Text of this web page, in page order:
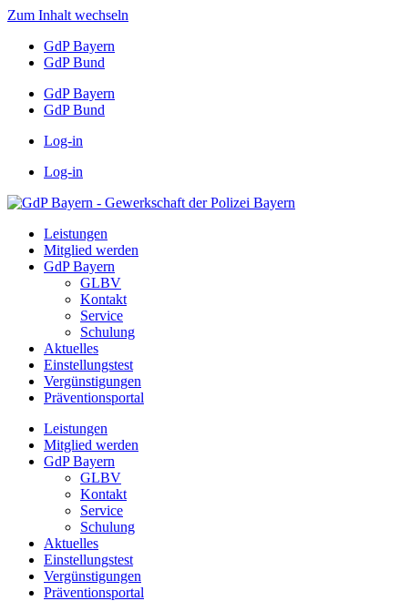
Zum Inhalt wechseln
GdP Bayern
GdP Bund
GdP Bayern
GdP Bund
Log-in
Log-in
Leistungen
Mitglied werden
GdP Bayern
GLBV
Kontakt
Service
Schulung
Aktuelles
Einstellungstest
Vergünstigungen
Präventionsportal
Leistungen
Mitglied werden
GdP Bayern
GLBV
Kontakt
Service
Schulung
Aktuelles
Einstellungstest
Vergünstigungen
Präventionsportal